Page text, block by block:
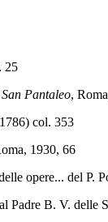
25
Pantaleo,
col. 353
1930, 66
opere... del P.
Padre B. V. delle